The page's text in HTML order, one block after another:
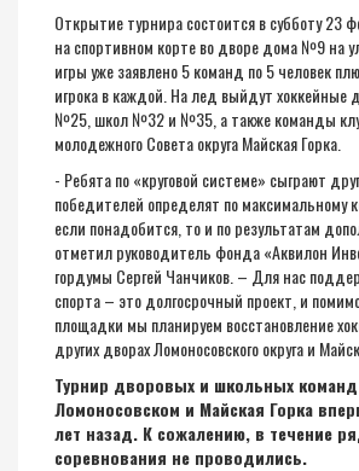
Открытие турнира состоится в субботу 23
на спортивном корте во дворе дома №9 на
игры уже заявлено 5 команд по 5 человек
игрока в каждой. На лед выйдут хоккейные
№25, школ №32 и №35, а также команды
молодежного Совета округа Майская Горка.
- Ребята по «круговой системе» сыграют
победителей определят по максимальному
если понадобится, то и по результатам
отметил руководитель фонда «Аквилон
гордумы Сергей Чанчиков. – Для нас
спорта – это долгосрочный проект, и
площадки мы планируем восстановление
других дворах Ломоносовского округа и
Турнир дворовых и школьных команд
Ломоносовском и Майская Горка
лет назад. К сожалению, в течение
соревнования не проводились.